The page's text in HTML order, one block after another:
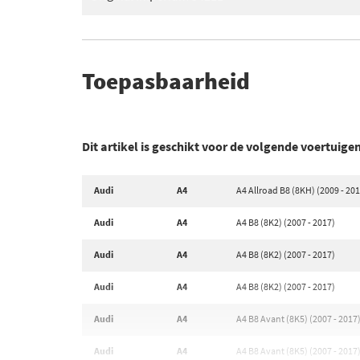
Toepasbaarheid
Dit artikel is geschikt voor de volgende
Audi A4 A4 Allroad B8 (8KH) (2009 -
Audi A4 A4 B8 (8K2) (2007 - 2017)
Audi A4 A4 B8 (8K2) (2007 - 2017)
Audi A4 A4 B8 (8K2) (2007 - 2017)
Audi A4 A4 B8 Avant (8K5) (2007 - 2017)
Audi A4 A4 B8 Avant (8K5) (2007 - 2017)